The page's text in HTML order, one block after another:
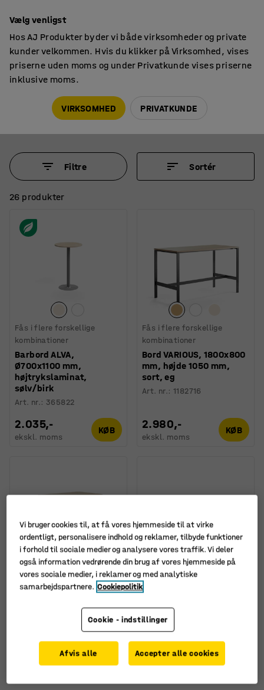
Barborde
Filtre Sortér
26 produkter
Fås i flere forskellige
kombinationer
Barbord ALVA,
Ø700x1100 mm,
højtrykslaminat,
sølv/birk
Art. nr.: 365822
2.035,-
ekskl. moms
KØB
Fås i flere forskellige
kombinationer
Bord VARIOUS, 1800x800
mm, højde 1050 mm,
sort, eg
Art. nr.:1182716
2.980,-
ekskl. moms
KØB
Fås i flere forskellige
kombinationer
mm, højde 1050 mm,
2.690,- KØB
Fås i flere forskellige
kombinationer
mm, højde 900 mm, sort,
eg
2.545,-
Vælg venligst
Hos AJ Produkter byder vi både virksomheder og private
kunder velkommen. Hvis du klikker på Virksomhed, vises
priserne uden moms og under Privatkunde vises priserne
inklusive moms.
VIRKSOMHED PRIVATKUNDE
Vi bruger cookies til, at få vores hjemmeside til at virke
ordentligt, personalisere indhold og reklamer, tilbyde funktioner
i forhold til sociale medier og analysere vores traffik. Vi deler
også information vedrørende din brug af vores hjemmeside på
vores sociale medier, i reklamer og med analytiske
samarbejdspartnere. Cookiepolitik
Cookie - indstillinger
Afvis alle Accepter alle cookies